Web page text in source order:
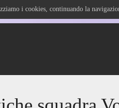
i cookies, continuando la